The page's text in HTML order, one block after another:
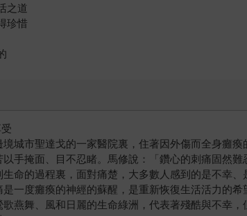
之道
珍惜
市聖達戈的一家醫院裏，住著因外傷而全身癱瘓
手掩面、目不忍睹。馬修說：「鑽心的刺痛固然難
的過程裏，面對痛楚，大多數人感到的是不幸、
是一度癱瘓的神經的蘇醒，是重新恢復生活活力的希
舞、風和日麗的生命綠洲，代表著殘酷與不幸，